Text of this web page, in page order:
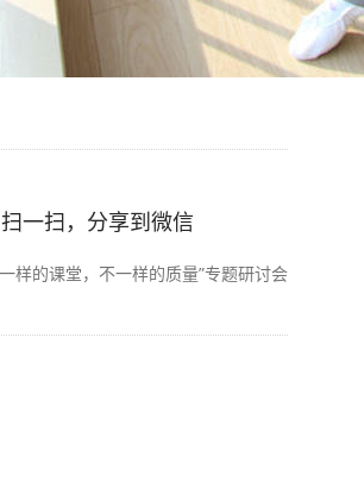
扫一扫，分享到微信